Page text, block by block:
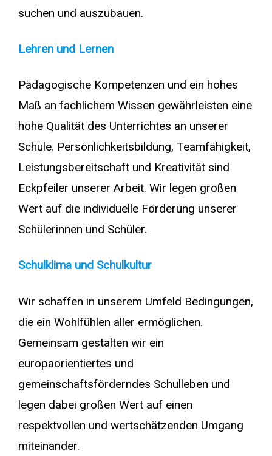
suchen und auszubauen.
Lehren und Lernen
Pädagogische Kompetenzen und ein hohes
Maß an fachlichem Wissen gewährleisten eine
hohe Qualität des Unterrichtes an unserer
Schule. Persönlichkeitsbildung, Teamfähigkeit,
Leistungsbereitschaft und Kreativität sind
Eckpfeiler unserer Arbeit. Wir legen großen
Wert auf die individuelle Förderung unserer
Schülerinnen und Schüler.
Schulklima und Schulkultur
Wir schaffen in unserem Umfeld Bedingungen,
die ein Wohlfühlen aller ermöglichen.
Gemeinsam gestalten wir ein
europaorientiertes und
gemeinschaftsförderndes Schulleben und
legen dabei großen Wert auf einen
respektvollen und wertschätzenden Umgang
miteinander.